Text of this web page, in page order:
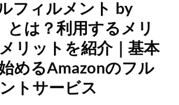
フィルメント by
とは？利用するメリ
リットを紹介｜基本
めるAmazonのフル
トサービス